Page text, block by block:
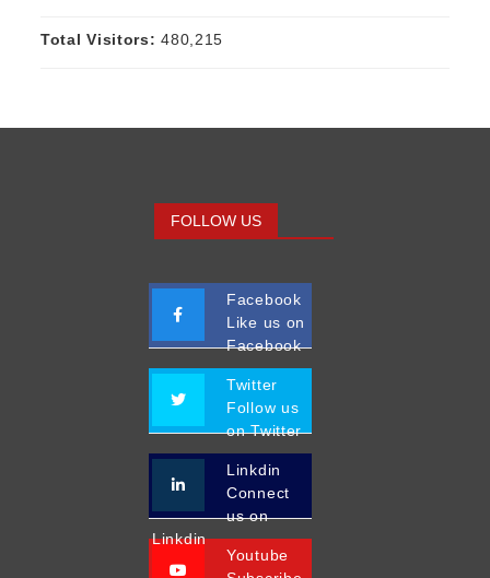
Total Visitors:480,215
FOLLOW US
Facebook
Like us on
Facebook
Twitter
Follow us
on Twitter
Linkdin
Connect
us on
Linkdin
Youtube